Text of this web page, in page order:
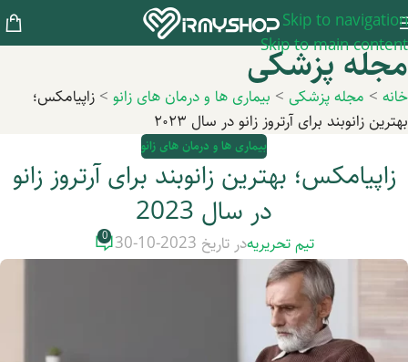
Skip to navigation
Skip to main content
مجله پزشکی
خانه > مجله پزشکی > بیماری ها و درمان های زانو > زاپیامکس؛
بهترین زانوبند برای آرتروز زانو در سال ۲۰۲۳
بیماری ها و درمان های زانو
زاپیامکس؛ بهترین زانوبند برای آرتروز زانو
در سال 2023
تیم تحریریهدر تاریخ 2023-10-30 0